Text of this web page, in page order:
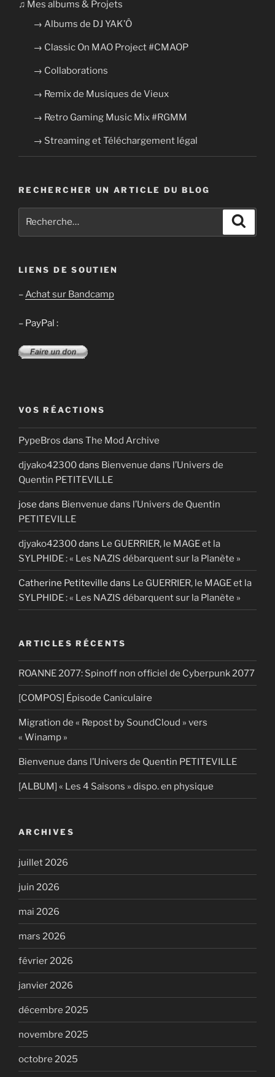
​​♫ Mes albums & Projets
→ Albums de DJ YAK’Ô
→ Classic On MAO Project #CMAOP
→ Collaborations
→ Remix de Musiques de Vieux
→ Retro Gaming Music Mix #RGMM
→ Streaming et Téléchargement légal
RECHERCHER UN ARTICLE DU BLOG
LIENS DE SOUTIEN
–Achat sur Bandcamp
– PayPal :
VOS RÉACTIONS
PypeBros dans The Mod Archive
djyako42300dans Bienvenue dans l’Univers de
Quentin PETITEVILLE
jose dans Bienvenue dans l’Univers de Quentin
PETITEVILLE
djyako42300dans Le GUERRIER, le MAGE et la
SYLPHIDE : « Les NAZIS débarquent sur la Planète »
Catherine Petiteville dans Le GUERRIER, le MAGE et la
SYLPHIDE : « Les NAZIS débarquent sur la Planète »
ARTICLES RÉCENTS
ROANNE 2077: Spinoff non officiel de Cyberpunk 2077
[COMPOS] Épisode Caniculaire
Migration de « Repost by SoundCloud » vers
« Winamp »
Bienvenue dans l’Univers de Quentin PETITEVILLE
[ALBUM] « Les 4 Saisons » dispo. en physique
ARCHIVES
juillet 2026
juin 2026
mai 2026
mars 2026
février 2026
janvier 2026
décembre 2025
novembre 2025
octobre 2025